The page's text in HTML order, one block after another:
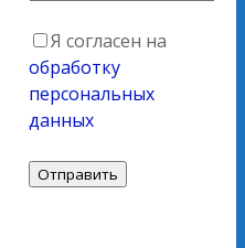
Я согласен на
обработку
персональных
данных